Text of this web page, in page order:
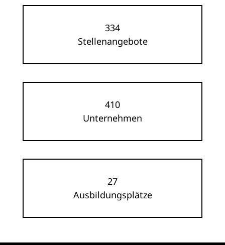
334
Stellenangebote
410
Unternehmen
27
Ausbildungsplätze